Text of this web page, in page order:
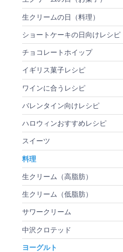
生クリームの日（料理）
ショートケーキの日向けレシピ
チョコレートホイップ
イギリス菓子レシピ
ワインに合うレシピ
バレンタイン向けレシピ
ハロウィンおすすめレシピ
スイーツ
料理
生クリーム（高脂肪）
生クリーム（低脂肪）
サワークリーム
中沢クロテッド
ヨーグルト